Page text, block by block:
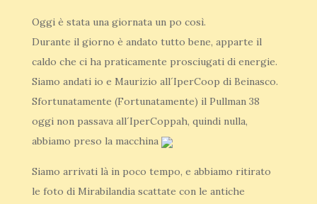
Oggi è stata una giornata un po così.
Durante il giorno è andato tutto bene, apparte il
caldo che ci ha praticamente prosciugati di energie.
Siamo andati io e Maurizio all´IperCoop di Beinasco.
Sfortunatamente (Fortunatamente) il Pullman 38
oggi non passava all´IperCoppah, quindi nulla,
abbiamo preso la macchina
Siamo arrivati là in poco tempo, e abbiamo ritirato
le foto di Mirabilandia scattate con le antiche